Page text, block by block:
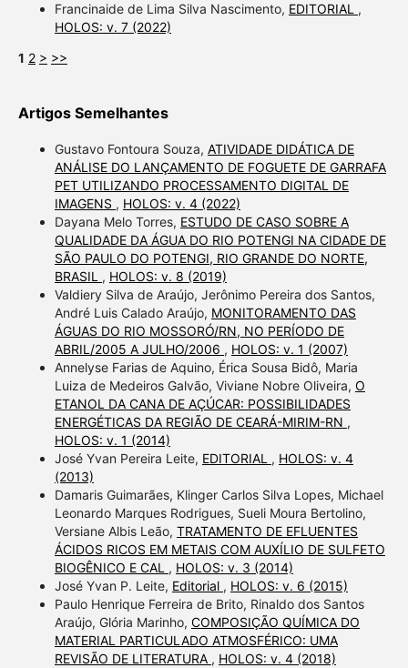
Francinaide de Lima Silva Nascimento, EDITORIAL ,
HOLOS: v. 7 (2022)
1 2 > >>
Artigos Semelhantes
Gustavo Fontoura Souza, ATIVIDADE DIDÁTICA DE
ANÁLISE DO LANÇAMENTO DE FOGUETE DE GARRAFA
PET UTILIZANDO PROCESSAMENTO DIGITAL DE
IMAGENS , HOLOS: v. 4 (2022)
Dayana Melo Torres, ESTUDO DE CASO SOBRE A
QUALIDADE DA ÁGUA DO RIO POTENGI NA CIDADE DE
SÃO PAULO DO POTENGI, RIO GRANDE DO NORTE,
BRASIL , HOLOS: v. 8 (2019)
Valdiery Silva de Araújo, Jerônimo Pereira dos Santos,
André Luis Calado Araújo, MONITORAMENTO DAS
ÁGUAS DO RIO MOSSORÓ/RN, NO PERÍODO DE
ABRIL/2005 A JULHO/2006 , HOLOS: v. 1 (2007)
Annelyse Farias de Aquino, Érica Sousa Bidô, Maria
Luiza de Medeiros Galvão, Viviane Nobre Oliveira, O
ETANOL DA CANA DE AÇÚCAR: POSSIBILIDADES
ENERGÉTICAS DA REGIÃO DE CEARÁ-MIRIM-RN ,
HOLOS: v. 1 (2014)
José Yvan Pereira Leite, EDITORIAL , HOLOS: v. 4
(2013)
Damaris Guimarães, Klinger Carlos Silva Lopes, Michael
Leonardo Marques Rodrigues, Sueli Moura Bertolino,
Versiane Albis Leão, TRATAMENTO DE EFLUENTES
ÁCIDOS RICOS EM METAIS COM AUXÍLIO DE SULFETO
BIOGÊNICO E CAL , HOLOS: v. 3 (2014)
José Yvan P. Leite, Editorial , HOLOS: v. 6 (2015)
Paulo Henrique Ferreira de Brito, Rinaldo dos Santos
Araújo, Glória Marinho, COMPOSIÇÃO QUÍMICA DO
MATERIAL PARTICULADO ATMOSFÉRICO: UMA
REVISÃO DE LITERATURA , HOLOS: v. 4 (2018)